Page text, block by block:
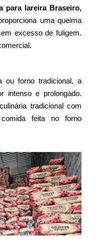
para lareira Braseiro,
uma queima
excesso de fuligem.
ou forno tradicional, a
intenso e prolongado.
tradicional com
feita no forno